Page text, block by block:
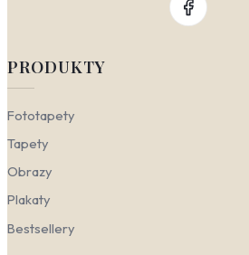
PRODUKTY
Fototapety
Tapety
Obrazy
Plakaty
Bestsellery